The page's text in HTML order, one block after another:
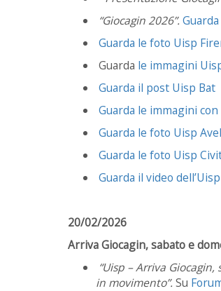
“Giocagin 2026”.
Guarda le foto Uisp
Guarda le immagini
Guarda il post Uisp Bat
Guarda le immagini
Guarda le foto Uisp
Guarda le foto Uisp
Guarda il video
20/02/2026
Arriva Giocagin, sabato e
“Uisp – Arriva
in movimento”. Su